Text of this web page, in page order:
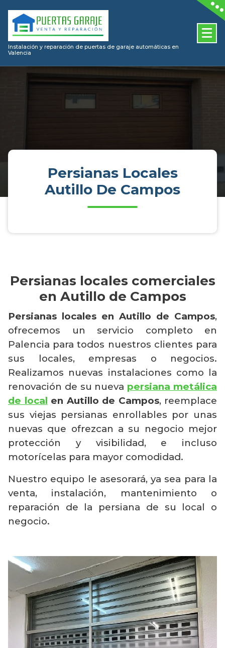
content
Instalación y reparación de puertas de garaje automáticas en
Valencia
Persianas Locales
Autillo De Campos
Persianas locales comerciales
en Autillo de Campos
Persianas locales en Autillo de Campos,
ofrecemos un servicio completo en
Palencia para todos nuestros clientes para
sus locales, empresas o negocios.
Realizamos nuevas instalaciones como la
renovación de su nueva persiana metálica
de local en Autillo de Campos, reemplace
sus viejas persianas enrollables por unas
nuevas que ofrezcan a su negocio mejor
protección y visibilidad, e incluso
motorícelas para mayor comodidad.
Nuestro equipo le asesorará, ya sea para la
venta, instalación, mantenimiento o
reparación de la persiana de su local o
negocio.